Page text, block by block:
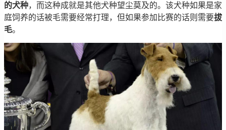
的犬种，而这种成就是其他犬种望尘莫及的。该犬种如果是家
庭饲养的话被毛需要经常打理，但如果参加比赛的话则需要拔
毛。